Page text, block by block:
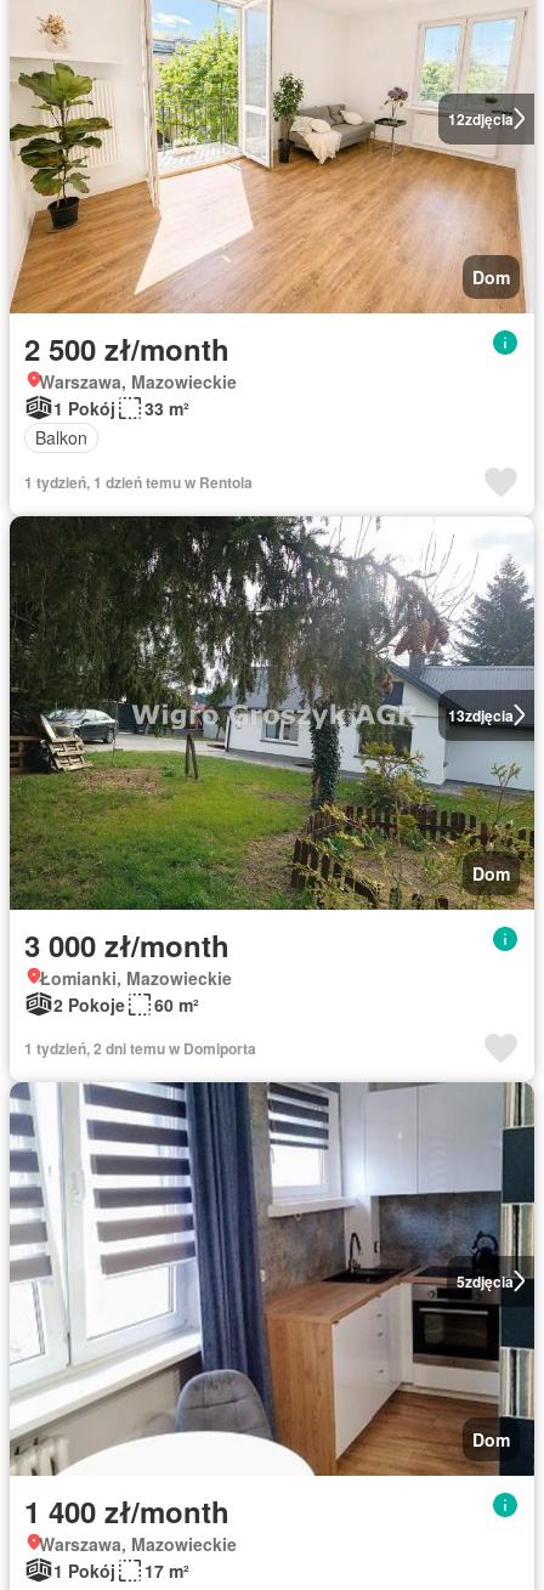
12zdjęcia
Dom
2 500 zł/month
Warszawa, Mazowieckie
1 Pokój
33 m²
Balkon
1 tydzień, 1 dzień temu w Rentola
13zdjęcia
Dom
3 000 zł/month
Łomianki, Mazowieckie
2 Pokoje
60 m²
1 tydzień, 2 dni temu w Domiporta
5zdjęcia
Dom
1 400 zł/month
Warszawa, Mazowieckie
1 Pokój
17 m²